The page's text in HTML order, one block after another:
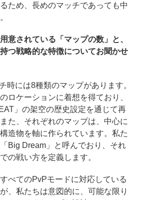
ため、長めのマッチであっても中
意されている「マップの数」と、
つ戦略的な特徴についてお聞かせ
時には8種類のマップがあります。
ロケーションに着想を得ており、
」の架空の歴史設定を通じて再
た、それぞれのマップは、中心に
造物を軸に作られています。私た
Big Dream」と呼んでおり、それ
の戦い方を定義します。
べてのPvPモードに対応している
、私たちは意図的に、可能な限り